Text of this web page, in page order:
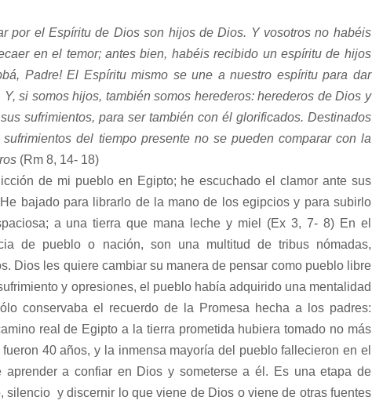
por el Espíritu de Dios son hijos de Dios. Y vosotros no habéis
en el temor; antes bien, habéis recibido un espíritu de hijos
Padre! El Espíritu mismo se une a nuestro espíritu para dar
si somos hijos, también somos herederos: herederos de Dios y
sufrimientos, para ser también con él glorificados. Destinados
del tiempo presente no se pueden comparar con la
(Rm 8, 14- 18)
de mi pueblo en Egipto; he escuchado el clamor ante sus
bajado para librarlo de la mano de los egipcios y para subirlo
a una tierra que mana leche y miel (Ex 3, 7- 8) En el
de pueblo o nación, son una multitud de tribus nómadas,
Dios les quiere cambiar su manera de pensar como pueblo libre
y opresiones, el pueblo había adquirido una mentalidad
conservaba el recuerdo de la Promesa hecha a los padres:
real de Egipto a la tierra prometida hubiera tomado no más
40 años, y la inmensa mayoría del pueblo fallecieron en el
aprender a confiar en Dios y someterse a él. Es una etapa de
silencio y discernir lo que viene de Dios o viene de otras fuentes